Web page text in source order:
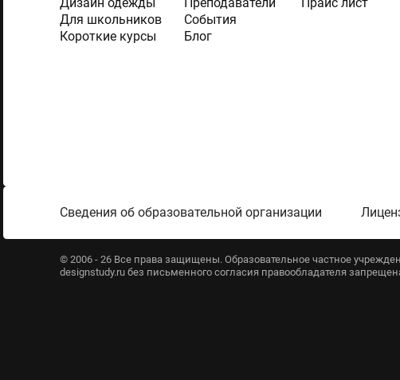
Для школьников
Короткие курсы
События
Блог
Сведения об образовательной организации
© 2006 - 26 Все права защищены. Образовательное частное
designstudy.ru без письменного согласия правообладателя